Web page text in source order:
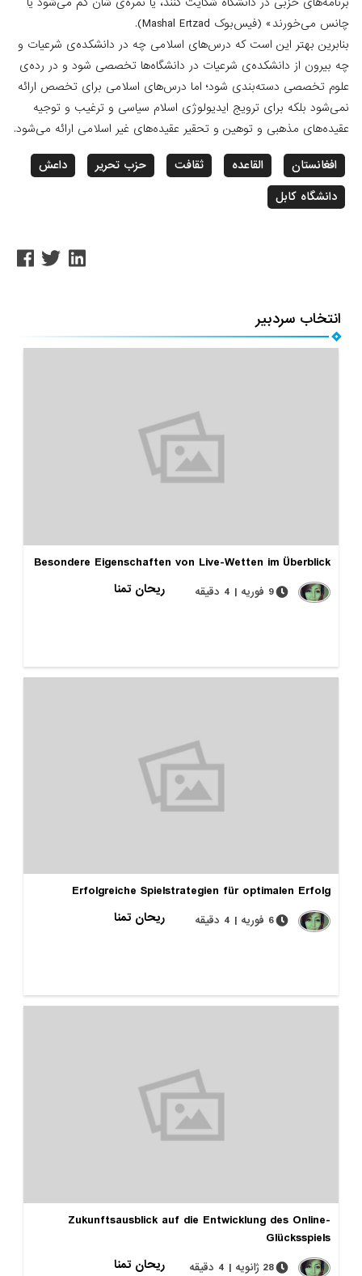
چانس می‌خورند» (فیس‌بوک Mashal Ertzad).
بنابرین بهتر این است ‌که درس‌های اسلامی چه در دانشکده‌ی شرعیات و
چه بیرون از دانشکده‌ی شرعیات در دانشگاه‌ها تخصصی شود و در رده‌ی
علوم تخصصی دسته‌بندی شود؛ اما درس‌های اسلامی برای تخصص ارائه
نمی‌شود بلکه برای ترویج ایدیولوژی اسلام سیاسی و ترغیب و توجیه‌
عقیده‌های مذهبی و توهین و تحقیر عقیده‌های غیر اسلامی ارائه می‌شود.
افغانستان القاعده ثقافت حزب تحریر
داعش
دانشگاه کابل
انتخاب سردبیر
Besondere Eigenschaften von Live-Wetten im Überblick
ریحان تمنا
9 فوریه | 4 دقیقه
Erfolgreiche Spielstrategien für optimalen Erfolg
ریحان تمنا
6 فوریه | 4 دقیقه
Zukunftsausblick auf die Entwicklung des Online-
Glücksspiels
ریحان تمنا
28 ژانویه | 4 دقیقه